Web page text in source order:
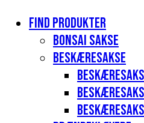
Find produkter
Bonsai sakse
Beskæresakse